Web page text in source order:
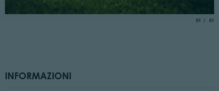
01 di
01
INFORMAZIONI